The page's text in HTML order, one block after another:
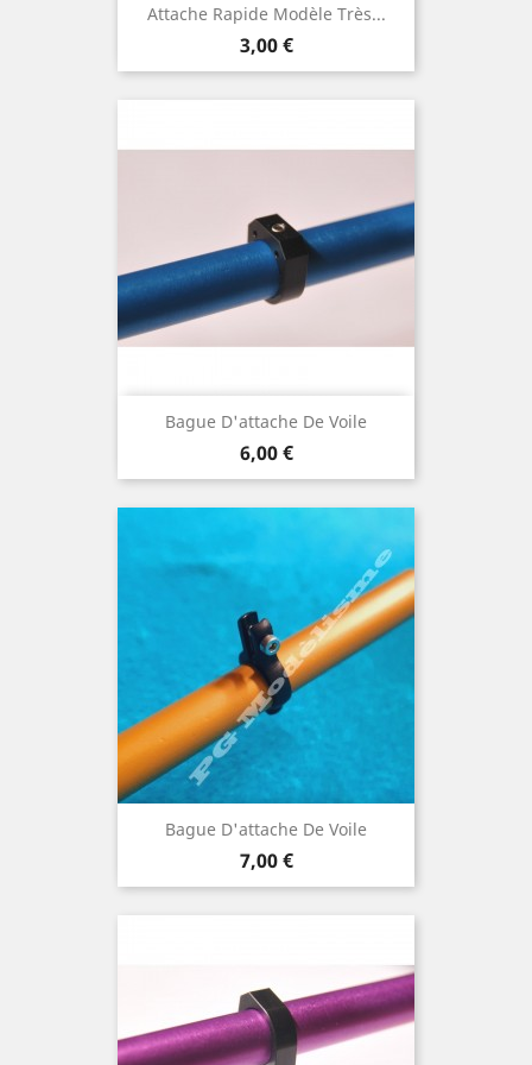
Attache Rapide Modèle Très...
Prix
3,00 €
Bague D'attache De Voile
Prix
6,00 €
Bague D'attache De Voile
Prix
7,00 €